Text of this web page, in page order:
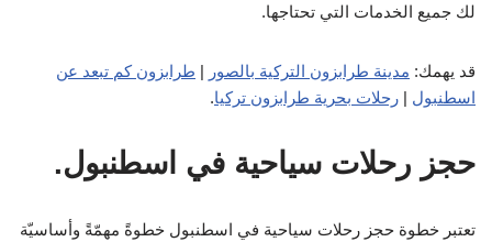
لك جميع الخدمات التي تحتاجها.
قد يهمك: مدينة طرابزون التركية بالصور | طرابزون كم تبعد عن
اسطنبول | رحلات بحرية طرابزون تركيا.
حجز رحلات سياحية في اسطنبول.
تعتبر خطوة حجز رحلات سياحية في اسطنبول خطوةً مهمّةً وأساسيّة